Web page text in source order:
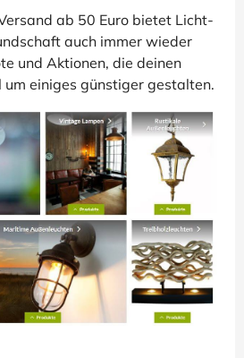
ab 50 Euro bietet Licht-
auch immer wieder
und Aktionen, die deinen
um einiges günstiger gestalten.